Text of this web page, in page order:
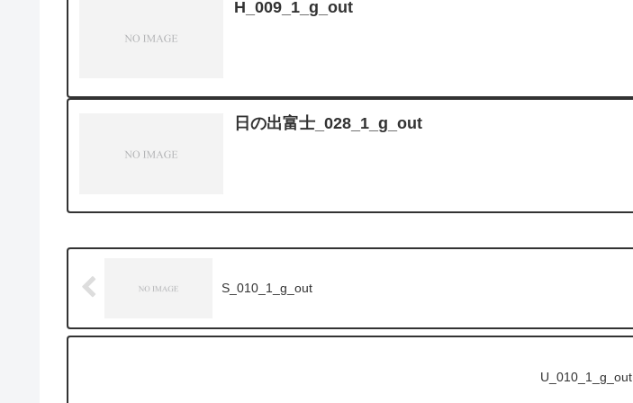
H_009_1_g_out
日の出富士_028_1_g_out
S_010_1_g_out
U_010_1_g_out